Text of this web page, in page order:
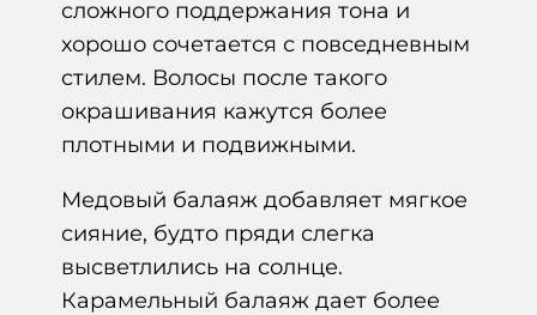
сложного поддержания тона и
хорошо сочетается с повседневным
стилем. Волосы после такого
окрашивания кажутся более
плотными и подвижными.
Медовый балаяж добавляет мягкое
сияние, будто пряди слегка
высветлились на солнце.
Карамельный балаяж дает более